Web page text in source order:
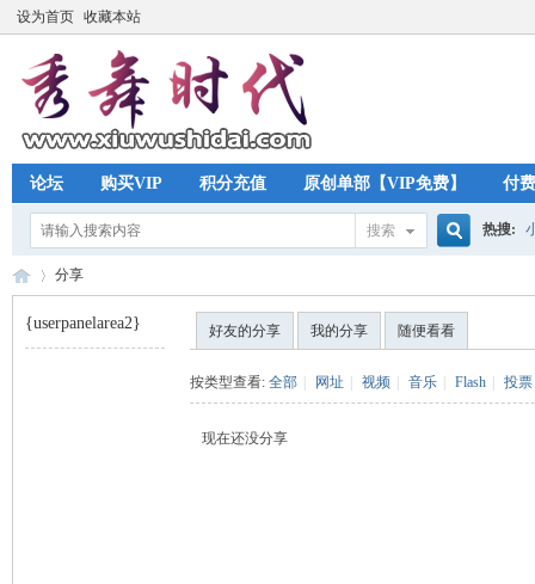
设为首页 收藏本站
论坛 购买VIP 积分充值 原创单部【VIP免费】 付
搜索 热搜:
分享
{userpanelarea2} 好友的分享 我的分享 随便看看
按类型查看: 全部 网址 视频 音乐 Flash 投票
现在还没分享